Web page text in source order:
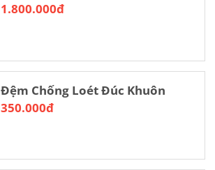
1.800.000đ
Đệm Chống Loét Đúc Khuôn
350.000đ